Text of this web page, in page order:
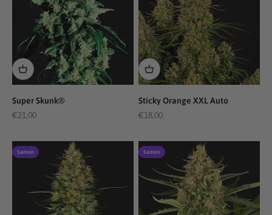
Super Skunk®
Angebot
€21,00
Sticky Orange XXL Auto
Angebot
€18,00
Samen Samen